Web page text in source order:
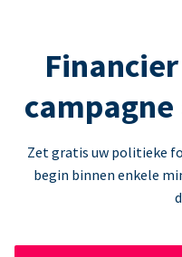
Zet gratis uw politieke
begin binnen enkele